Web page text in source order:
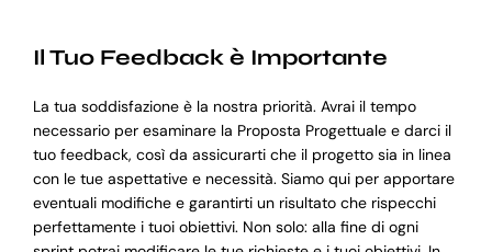
Il Tuo Feedback è Importante
La tua soddisfazione è la nostra priorità. Avrai il tempo
necessario per esaminare la Proposta Progettuale e darci il
tuo feedback, così da assicurarti che il progetto sia in linea
con le tue aspettative e necessità. Siamo qui per apportare
eventuali modifiche e garantirti un risultato che rispecchi
perfettamente i tuoi obiettivi. Non solo: alla fine di ogni